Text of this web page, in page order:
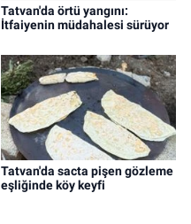
Tatvan'da örtü yangını:
İtfaiyenin müdahalesi sürüyor
Tatvan'da sacta pişen gözleme
eşliğinde köy keyfi